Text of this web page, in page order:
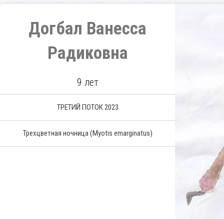
Догбал Ванесса
Радиковна
9 лет
ТРЕТИЙ ПОТОК 2023
Трехцветная ночница(Myotis emarginatus)